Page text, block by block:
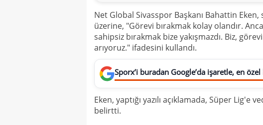
Net Global Sivasspor Başkanı Bahattin
üzerine, "Görevi bırakmak kolay olandır.
sahipsiz bırakmak bize yakışmazdı. Biz,
arıyoruz." ifadesini kullandı.
Sporx’i buradan Google’da işaretle, en
Eken, yaptığı yazılı açıklamada, Süper Lig'e
belirtti.